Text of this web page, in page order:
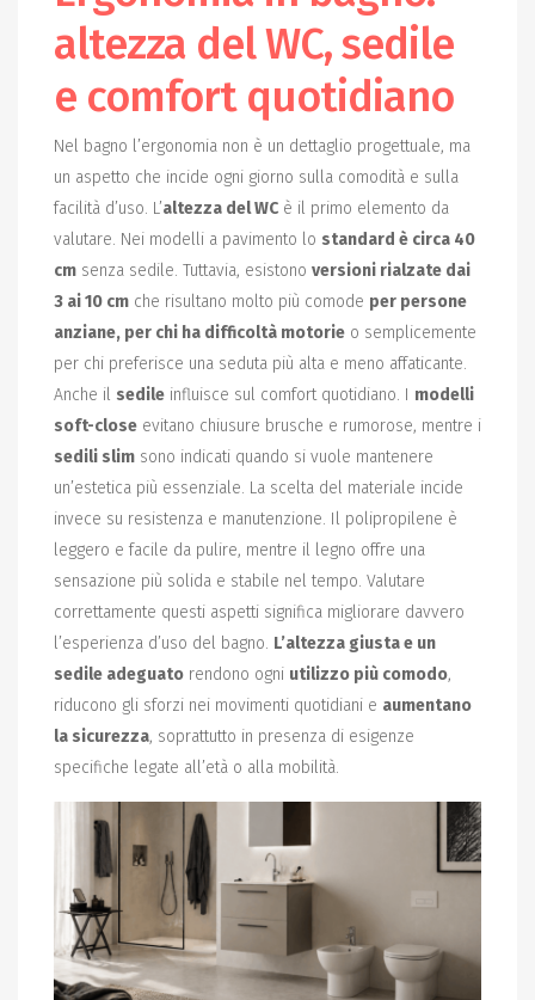
altezza del WC, sedile
e comfort quotidiano
Nel bagno l’ergonomia non è un dettaglio progettuale, ma
un aspetto che incide ogni giorno sulla comodità e sulla
facilità d’uso. L’altezza del WC è il primo elemento da
valutare. Nei modelli a pavimento lo standard è circa 40
cm senza sedile. Tuttavia, esistono versioni rialzate dai
3 ai 10 cm che risultano molto più comode per persone
anziane, per chi ha difficoltà motorie o semplicemente
per chi preferisce una seduta più alta e meno affaticante.
Anche il sedile influisce sul comfort quotidiano. I modelli
soft-close evitano chiusure brusche e rumorose, mentre i
sedili slim sono indicati quando si vuole mantenere
un’estetica più essenziale. La scelta del materiale incide
invece su resistenza e manutenzione. Il polipropilene è
leggero e facile da pulire, mentre il legno offre una
sensazione più solida e stabile nel tempo. Valutare
correttamente questi aspetti significa migliorare davvero
l’esperienza d’uso del bagno. L’altezza giusta e un
sedile adeguato rendono ogni utilizzo più comodo,
riducono gli sforzi nei movimenti quotidiani e aumentano
la sicurezza, soprattutto in presenza di esigenze
specifiche legate all’età o alla mobilità.